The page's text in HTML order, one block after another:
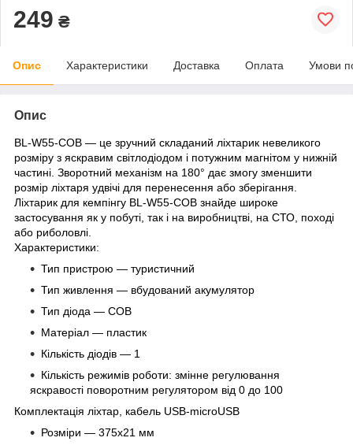
249 ₴
Опис Характеристики Доставка Оплата Умови
Опис
BL-W55-COB — це зручний складаний ліхтарик невеликого
розміру з яскравим світлодіодом і потужним магнітом у нижній
частині. Зворотний механізм на 180° дає змогу зменшити
розмір ліхтаря удвічі для перенесення або зберігання.
Ліхтарик для кемпінгу BL-W55-COB знайде широке
застосування як у побуті, так і на виробництві, на СТО, поході
або риболовлі.
Характеристики:
Тип пристрою — туристичний
Тип живлення — вбудований акумулятор
Тип діода — COB
Матеріал — пластик
Кількість діодів — 1
Кількість режимів роботи: змінне регулювання
яскравості поворотним регулятором від 0 до 100
Комплектація ліхтар, кабель USB-microUSB
Розміри — 375x21 мм